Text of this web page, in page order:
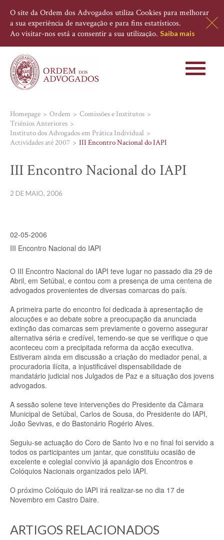
O site da Ordem dos Advogados utiliza Cookies para melhorar
a sua experiência de navegação e para fins estatísticos.
Ao visitar-nos está a consentir a sua utilização. Saiba mais
Toggle
Homepage Ordem
Comissões e Institutos
Triénios Anteriores
Instituto dos Advogados em Prática Individual
Actividades até 2007
III Encontro Nacional do IAPI
III Encontro Nacional do IAPI
2 DE MAIO, 2006
02-05-2006
III Encontro Nacional do IAPI
O III Encontro Nacional do IAPI teve lugar no passado dia 29 de
Abril, em Setúbal, e contou com a presença de uma centena de
advogados provenientes de diversas comarcas do país.
A primeira parte do encontro foi dedicada à apresentação de
alocuções e ao debate sobre a preocupação da anunciada
extinção das comarcas sem previamente o governo assegurar
alternativa séria e credível, temendo-se que se verifique o que
aconteceu com a precipitada reforma da acção executiva.
Estiveram ainda em discussão a criação do mediador penal, a
procuradoria ilícita, a injustificável dispensabilidade de
mandatário judicial nos Julgados de Paz e a situação dos jovens
advogados.
A sessão solene teve intervenções do Presidente da Câmara
Municipal de Setúbal, Carlos de Sousa, do Presidente do IAPI,
João Sevivas, e do Bastonário Rogério Alves.
Seguiu-se actuação do Coro de Santo Ivo e no final foi servido a
todos os participantes um jantar, que constituiu ocasião de
excelente e colegial convívio já apanágio dos Encontros e
Colóquios Nacionais organizados pelo IAPI.
O próximo Colóquio do IAPI irá realizar-se no dia 17 de
Novembro em Castro Daire.
ARTIGOS RELACIONADOS